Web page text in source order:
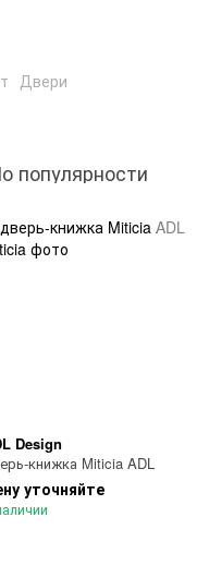
Двери
популярности
Design
книжка Miticia ADL
уточняйте